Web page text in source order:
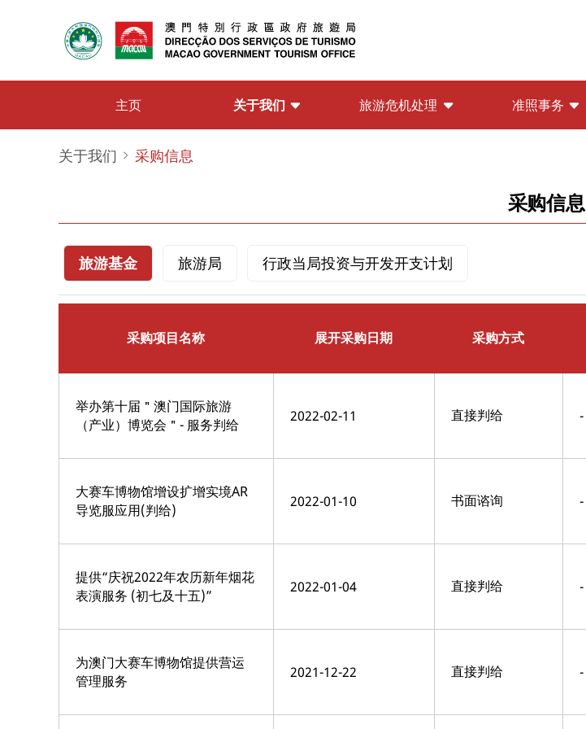
主页 关于我们 旅游危机处理 准照事务
关于我们 采购信息
采购信息
旅游基金 旅游局 行政当局投资与开发开支计划
采购项目名称 展开采购日期 采购方式
举办第十届＂澳门国际旅游
（产业）博览会＂- 服务判给
2022-02-11 直接判给 -
大赛车博物馆增设扩增实境AR
导览服应用(判给)
2022-01-10 书面谘询 -
提供“庆祝2022年农历新年烟花
表演服务 (初七及十五)”
2022-01-04 直接判给 -
为澳门大赛车博物馆提供营运
管理服务
2021-12-22 直接判给 -